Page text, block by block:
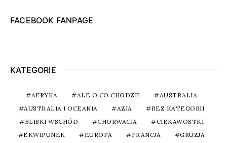
FACEBOOK FANPAGE
KATEGORIE
AFRYKA ALE O CO CHODZI?
AUSTRALIA
AUSTRALIA I OCEANIA
AZJA
BEZ KATEGORII
BLISKI WSCHÓD
CHORWACJA
CIEKAWOSTKI
EKWIPUNEK
EUROPA FRANCJA
GRUZJA